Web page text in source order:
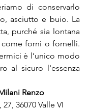
di conservarlo
asciutto e buio. La
purché sia lontana
forni o fornelli.
è l’unico modo
al sicuro l'essenza
Renzo
36070 Valle VI